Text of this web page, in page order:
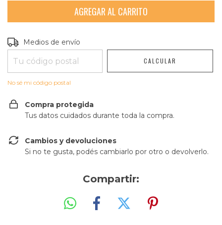
Entregas para el CP:
Medios de envío
CALCULAR
No sé mi código postal
Compra protegida
Tus datos cuidados durante toda la compra.
Cambios y devoluciones
Si no te gusta, podés cambiarlo por otro o devolverlo.
Compartir: